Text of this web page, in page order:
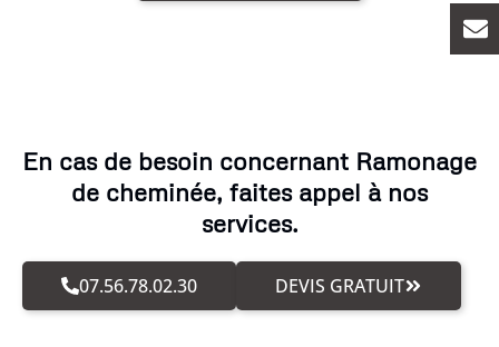
En cas de besoin concernant Ramonage
de cheminée, faites appel à nos
services.
07.56.78.02.30 DEVIS GRATUIT